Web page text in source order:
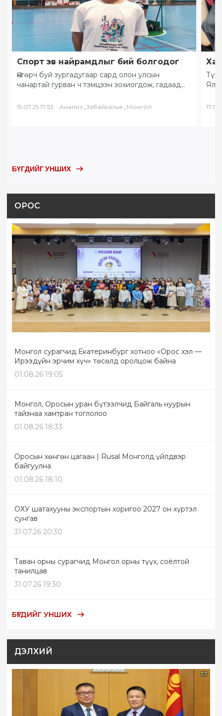
Спорт эв найрамдлыг бий болгодог
Өнгөрч буй зургадугаар сард олон улсын
чанартай гурван ч тэмцээн зохиогдож, гадаад
“Солнечное Забайкалье” буюу…
15.07.25 17:53 Анализ , Забайкалье , Монгол
БҮГДИЙГ УНШИХ
ОРОС
Монгол сурагчид Екатеринбург хотноо «Орос хэл —
Ирээдүйн эрчим хүч» төсөлд оролцож байна
01.08.26 19:05
Монгол, Оросын уран бүтээлчид Байгаль нуурын
тайзнаа хамтран тоглолоо
01.08.26 18:33
Оросын хөнгөн цагаан | Rusal Монголд үйлдвэр
байгуулна
01.08.26 18:10
ОХУ шатахууны экспортын хоригоо 2027 он хүртэл
сунгав
31.07.26 20:30
Таван орны сурагчид Монгол орны түүх, соёлтой
танилцав
31.07.26 19:30
БҮГДИЙГ УНШИХ
ДЭЛХИЙ